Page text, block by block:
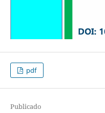
pdf
Publicado